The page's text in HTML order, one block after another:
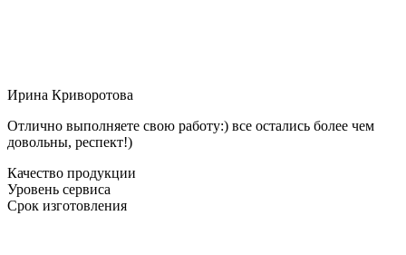
Ирина Криворотова
Отлично выполняете свою работу:) все остались более чем
довольны, респект!)
Качество продукции
Уровень сервиса
Срок изготовления